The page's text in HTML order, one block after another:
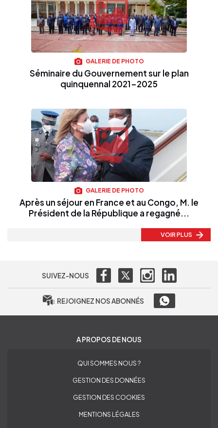
GALERIE DE PHOTO
Séminaire du Gouvernement sur le plan
quinquennal 2021-2025
GALERIE DE PHOTO
Après un séjour en France et au Congo, M. le
Président de la République a regagné...
VOIR PLUS
SUIVEZ-NOUS
REJOIGNEZ NOS ABONNÉS
A PROPOS DE NOUS
QUI SOMMES NOUS ?
GESTION DES DONNÉES
GESTION DES COOKIES
MENTIONS LÉGALES